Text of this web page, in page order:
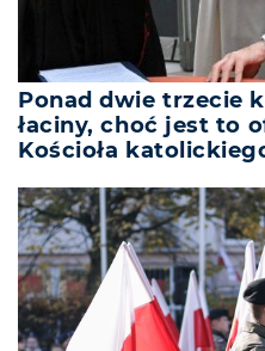
Ponad dwie trzecie
łaciny, choć jest to
Kościoła